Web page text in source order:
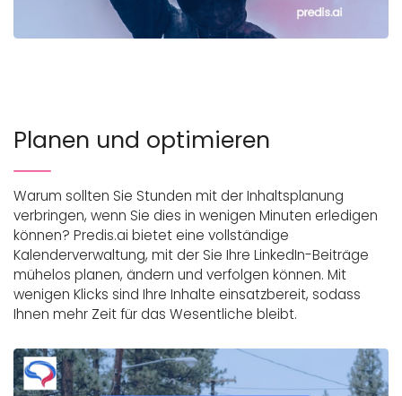
Planen und optimieren
Warum sollten Sie Stunden mit der Inhaltsplanung
verbringen, wenn Sie dies in wenigen Minuten erledigen
können? Predis.ai bietet eine vollständige
Kalenderverwaltung, mit der Sie Ihre LinkedIn-Beiträge
mühelos planen, ändern und verfolgen können. Mit
wenigen Klicks sind Ihre Inhalte einsatzbereit, sodass
Ihnen mehr Zeit für das Wesentliche bleibt.